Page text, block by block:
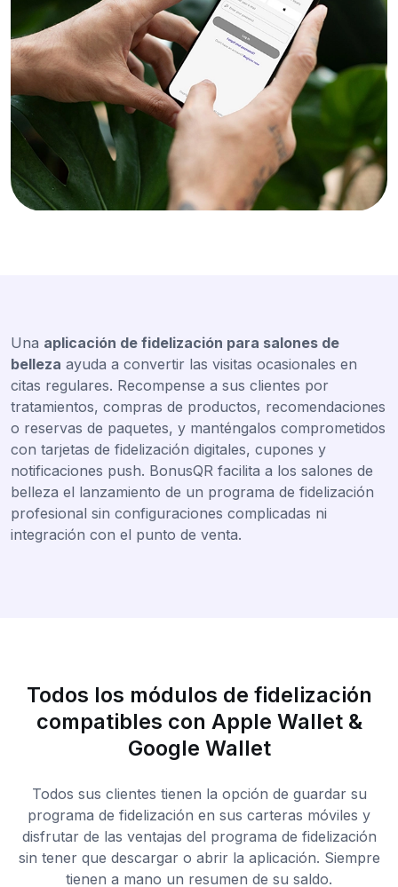
Una aplicación de fidelización para salones de
belleza ayuda a convertir las visitas ocasionales en
citas regulares. Recompense a sus clientes por
tratamientos, compras de productos, recomendaciones
o reservas de paquetes, y manténgalos comprometidos
con tarjetas de fidelización digitales, cupones y
notificaciones push. BonusQR facilita a los salones de
belleza el lanzamiento de un programa de fidelización
profesional sin configuraciones complicadas ni
integración con el punto de venta.
Todos los módulos de fidelización
compatibles con Apple Wallet &
Google Wallet
Todos sus clientes tienen la opción de guardar su
programa de fidelización en sus carteras móviles y
disfrutar de las ventajas del programa de fidelización
sin tener que descargar o abrir la aplicación. Siempre
tienen a mano un resumen de su saldo.